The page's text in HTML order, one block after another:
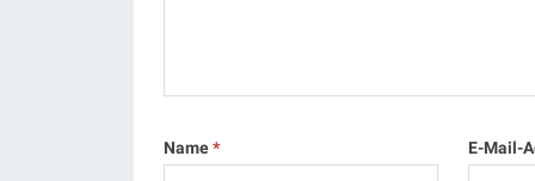
Name* E-Mail-